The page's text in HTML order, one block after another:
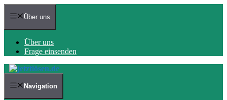
Zum
Inhalt Über uns
Über uns
Frage einsenden
Navigation